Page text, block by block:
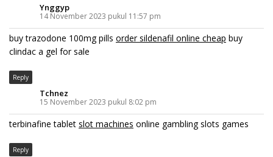
Ynggyp
14 November 2023 pukul 11:57 pm
buy trazodone 100mg pills order sildenafil online cheap buy
clindac a gel for sale
Reply
Tchnez
15 November 2023 pukul 8:02 pm
terbinafine tablet slot machines online gambling slots games
Reply